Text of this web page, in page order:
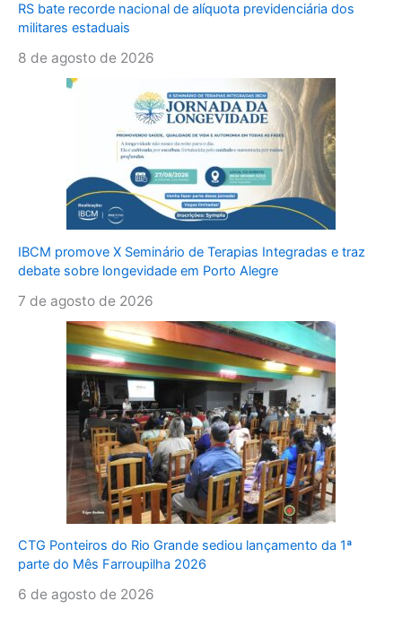
RS bate recorde nacional de alíquota previdenciária dos
militares estaduais
8 de agosto de 2026
IBCM promove X Seminário de Terapias Integradas e traz
debate sobre longevidade em Porto Alegre
7 de agosto de 2026
CTG Ponteiros do Rio Grande sediou lançamento da 1ª
parte do Mês Farroupilha 2026
6 de agosto de 2026